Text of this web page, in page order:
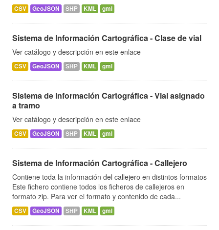
CSV GeoJSON SHP KML gml
Sistema de Información Cartográfica - Clase de vial
Ver catálogo y descripción en este enlace
CSV GeoJSON SHP KML gml
Sistema de Información Cartográfica - Vial asignado
a tramo
Ver catálogo y descripción en este enlace
CSV GeoJSON SHP KML gml
Sistema de Información Cartográfica - Callejero
Contiene toda la información del callejero en distintos formatos
Este fichero contiene todos los ficheros de callejeros en
formato zip. Para ver el formato y contenido de cada...
CSV GeoJSON SHP KML gml